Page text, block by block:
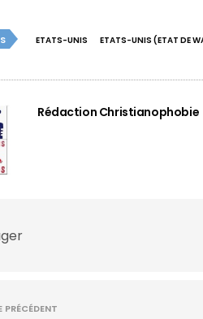
ETATS-UNIS ETATS-UNIS (ETAT DE
Rédaction Christianophobie
PRÉCÉDENT